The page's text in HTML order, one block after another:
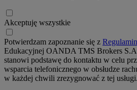
Akceptuję wszystkie
Potwierdzam zapoznanie się z
Edukacyjnej OANDA TMS Brokers
stanowi podstawę do kontaktu w celu
wsparcia telefonicznego w obsłudze
w każdej chwili zrezygnować z tej